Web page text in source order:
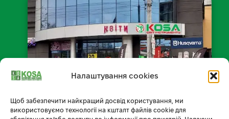
Налаштування cookies
Щоб забезпечити найкращий досвід користування, ми
використовуємо технології на кшталт файлів cookie для
📍 Відкрити на мапі